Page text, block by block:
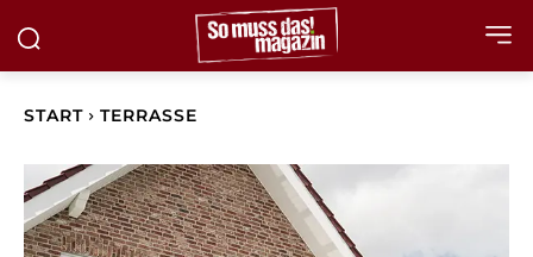
START TERRASSE